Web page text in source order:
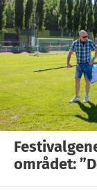
området: